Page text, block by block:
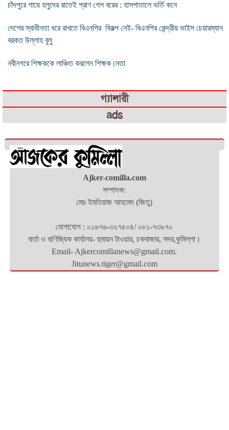
চাঁদপুরে গায়ে হলুদের রাতেই প্রাণ গেল বরের : হাসপাতালে ভর্তি কনে
দেশের স্বা‌ধীনতা ধরে রাখতে বিএন‌পির বিকল্প নেই- বিএনপির কেন্দ্রীয় ভাইস চেয়ারম্যান
বরকত উল্লাহ বুলু
নবীনগরে শিক্ষককে লাঞ্চিত করলেন শিক্ষক নেতা
গ্যালারী
ads
Ajker-comilla.com
সম্পাদক:
মোঃ ইমতিয়াজ আহমেদ (জিতু)
যোগাযোগ : ০১৬৭৬-৩২৭৫০৪/ ০৮১-৭৩৯৭০
বার্তা ও বাণিজ্যিক কার্যালয়- হুমায়ন টাওয়ার, চকবাজার, সদর,কুমিল্লা।
Email- Ajkercomillanews@gmail.com.
Jitunews.tiger@gmail.com